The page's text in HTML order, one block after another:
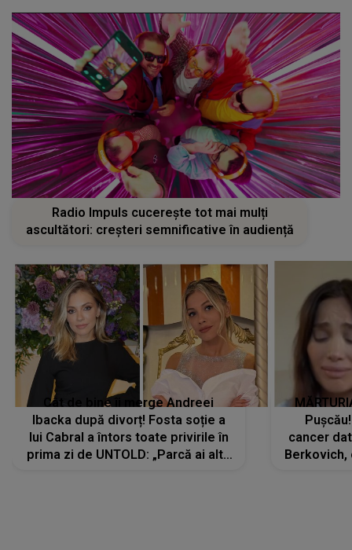
Radio Impuls cucerește tot mai mulți
ascultători: creșteri semnificative în audiență
Cât de bine îi merge Andreei
Ibacka după divorț! Fosta soție a
lui Cabral a întors toate privirile în
prima zi de UNTOLD: „Parcă ai altă
cancer
Berkovich,